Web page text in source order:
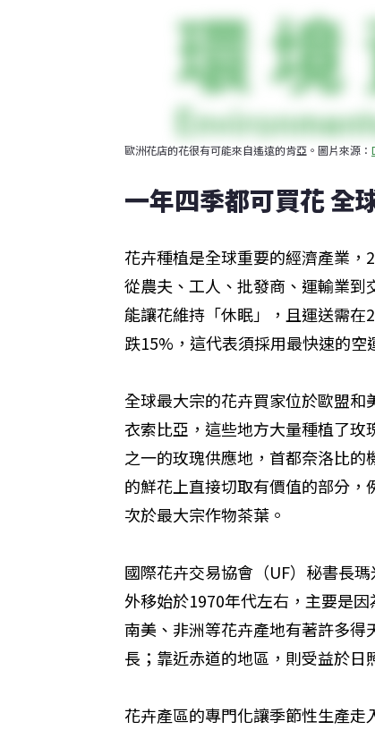
歐洲花店的花很有可能來自遙遠的肯亞。圖片來源：
一年四季都可買花 全
花卉種植是全球重要的經濟產業，
從農夫、工人、批發商、運輸業
能讓花維持「休眠」，且運送需
跌15%，這代表須採用最快速的空
全球最大宗的花卉買家位於歐盟
衣索比亞，這些地方大量種植了
之一的玫瑰供應地，首都奈洛比
的鮮花上直接切取有價值的部分
次於最大宗作物茶葉。
國際花卉交易協會（UF）秘書長
外移始於1970年代左右，主要是
南美、非洲等花卉產地有著許多
長；靠近赤道的地區，則受益於日
花卉產區的專門化讓季節性生產走